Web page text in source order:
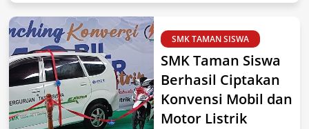
SMK TAMAN SISWA
SMK Taman Siswa
Berhasil Ciptakan
Konvensi Mobil dan
Motor Listrik